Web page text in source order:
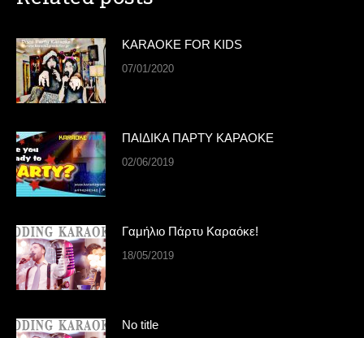
KARAOKE FOR KIDS
07/01/2020
ΠΑΙΔΙΚΑ ΠΑΡΤΥ ΚΑΡΑΟΚΕ
02/06/2019
Γαμήλιο Πάρτυ Καραόκε!
18/05/2019
No title